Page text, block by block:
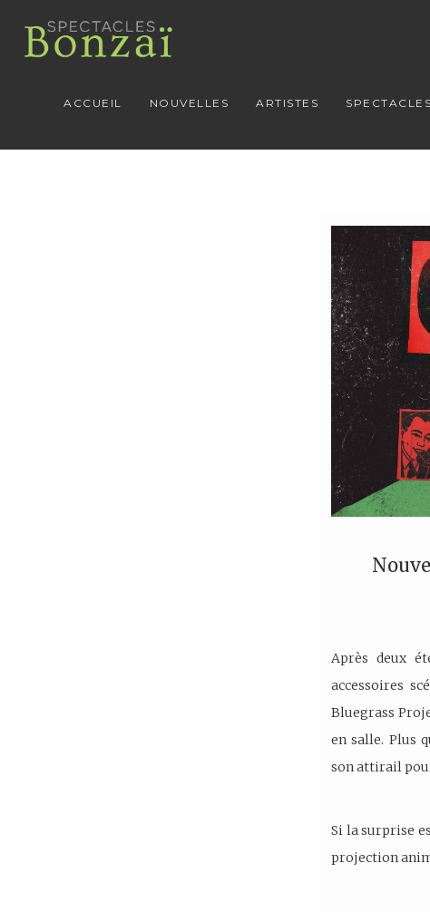
ACCUEIL NOUVELLES ARTISTES SPECTACLES
Après deux
accessoires
Bluegrass
en salle. Plus
son attirail
Si la surprise
projection